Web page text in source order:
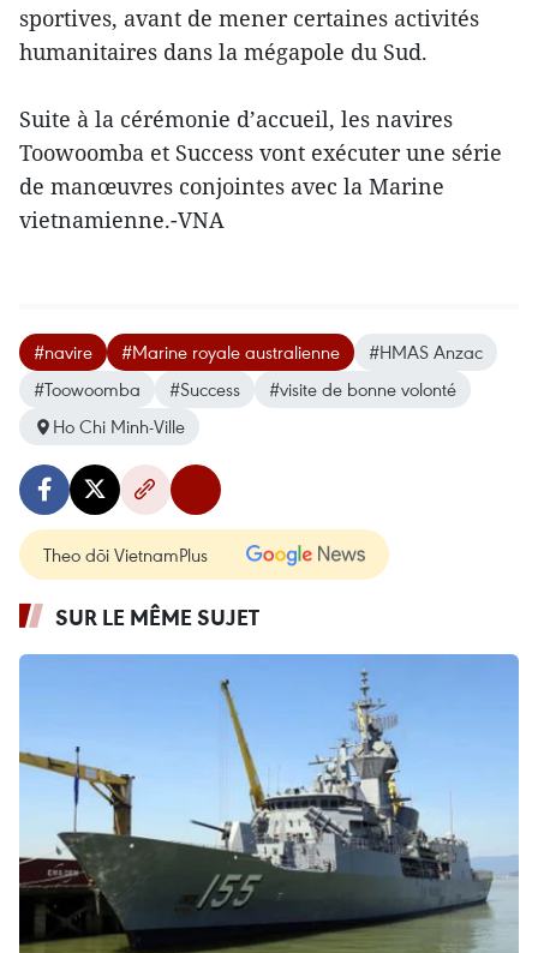
sportives, avant de mener certaines activités
humanitaires dans la mégapole du Sud.
Suite à la cérémonie d’accueil, les navires
Toowoomba et Success vont exécuter une série
de manœuvres conjointes avec la Marine
vietnamienne.-VNA
#navire #Marine royale australienne
#HMAS Anzac
#Toowoomba
#Success
#visite de bonne volonté
Ho Chi Minh-Ville
Theo dõi VietnamPlus
SUR LE MÊME SUJET